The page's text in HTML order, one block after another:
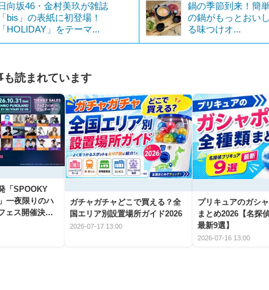
向坂46・金村美玖が雑誌
「bis」の表紙に初登場！
「HOLIDAY」をテーマ...
鍋の季節到来！簡
の鍋がもっとおい
る味つけオ...
も読まれています
「SPOOKY
一夜限りのハ
ェス開催決
ガチャガチャどこで買える？全
国エリア別設置場所ガイド2026
2026-07-17 13:00
プリキュアのガシ
まとめ2026【名探
最新9選】
2026-07-16 13:00